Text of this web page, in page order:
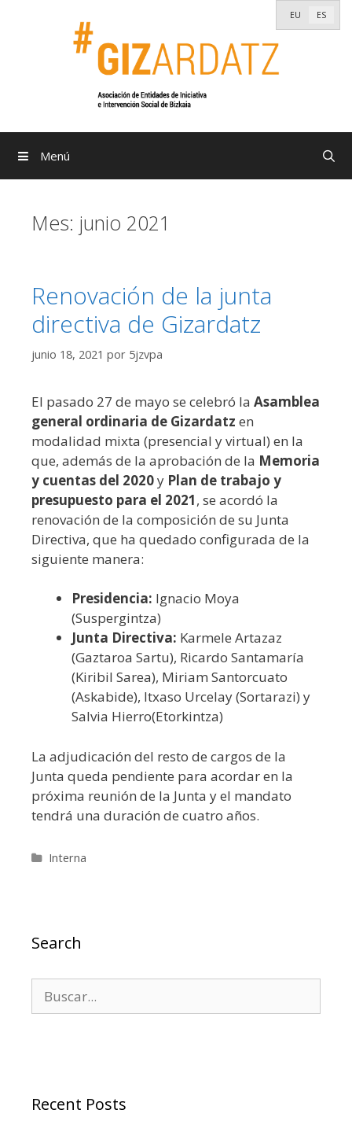
EU ES
Menú
Mes: junio 2021
Renovación de la junta
directiva de Gizardatz
junio 18, 2021 por 5jzvpa
El pasado 27 de mayo se celebró la Asamblea
general ordinaria de Gizardatz en
modalidad mixta (presencial y virtual) en la
que, además de la aprobación de la Memoria
y cuentas del 2020y Plan de trabajo y
presupuesto para el 2021, se acordó la
renovación de la composición de su Junta
Directiva, que ha quedado configurada de la
siguiente manera:
Presidencia: Ignacio Moya
(Suspergintza)
Junta Directiva: Karmele Artazaz
(Gaztaroa Sartu), Ricardo Santamaría
(Kiribil Sarea), Miriam Santorcuato
(Askabide), Itxaso Urcelay (Sortarazi) y
Salvia Hierro(Etorkintza)
La adjudicación del resto de cargos de la
Junta queda pendiente para acordar en la
próxima reunión de la Junta y el mandato
tendrá una duración de cuatro años.
Categorías
Interna
Search
Recent Posts